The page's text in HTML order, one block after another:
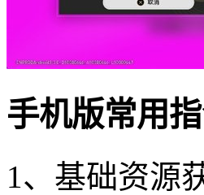
手机版常用指
1、基础资源